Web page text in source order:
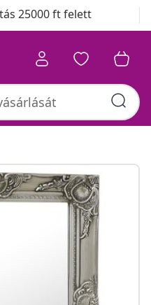
25000 ft felett